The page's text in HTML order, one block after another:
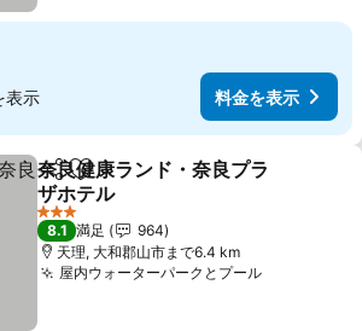
表示 料金を表示
シェアお気に入りに追加
奈良健康ランド・奈良プラ
ザホテル
料金を表示
3 ホテルのランク
8.1 満足
964
天理, 大和郡山市まで6.4 km
屋内ウォーターパークとプール料金を表示